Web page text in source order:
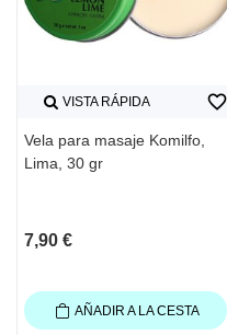
VISTA RÁPIDA
Vela para masaje Komilfo,
Lima, 30 gr
7,90 €
favorite_border
AÑADIR A LA CESTA